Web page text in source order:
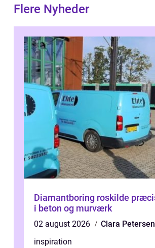
Flere Nyheder
Diamantboring roskilde præcise huller
i beton og murværk
02 august 2026
Clara Petersen
inspiration